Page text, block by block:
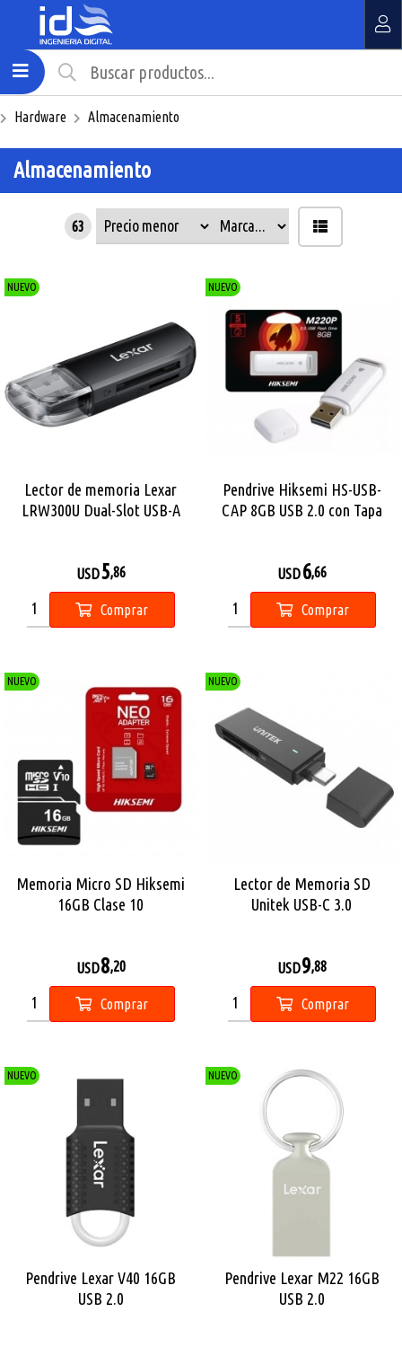
¿Tienes cupón de descuento?
Hardware Almacenamiento
Almacenamiento
63
NUEVO
Lector de memoria Lexar
LRW300U Dual-Slot USB-A
USD5,86
Comprar
NUEVO
Pendrive Hiksemi HS-USB-
CAP 8GB USB 2.0 con Tapa
USD6,66
Comprar
NUEVO
Memoria Micro SD Hiksemi
16GB Clase 10
USD8,20
Comprar
NUEVO
Lector de Memoria SD
Unitek USB-C 3.0
USD9,88
Comprar
NUEVO
Pendrive Lexar V40 16GB
USB 2.0
NUEVO
Pendrive Lexar M22 16GB
USB 2.0